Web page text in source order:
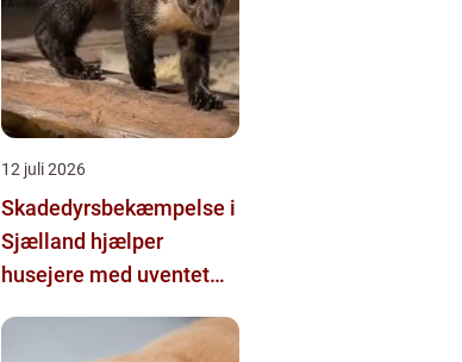
12 juli 2026
Skadedyrsbekæmpelse i
Sjælland hjælper
husejere med uventet